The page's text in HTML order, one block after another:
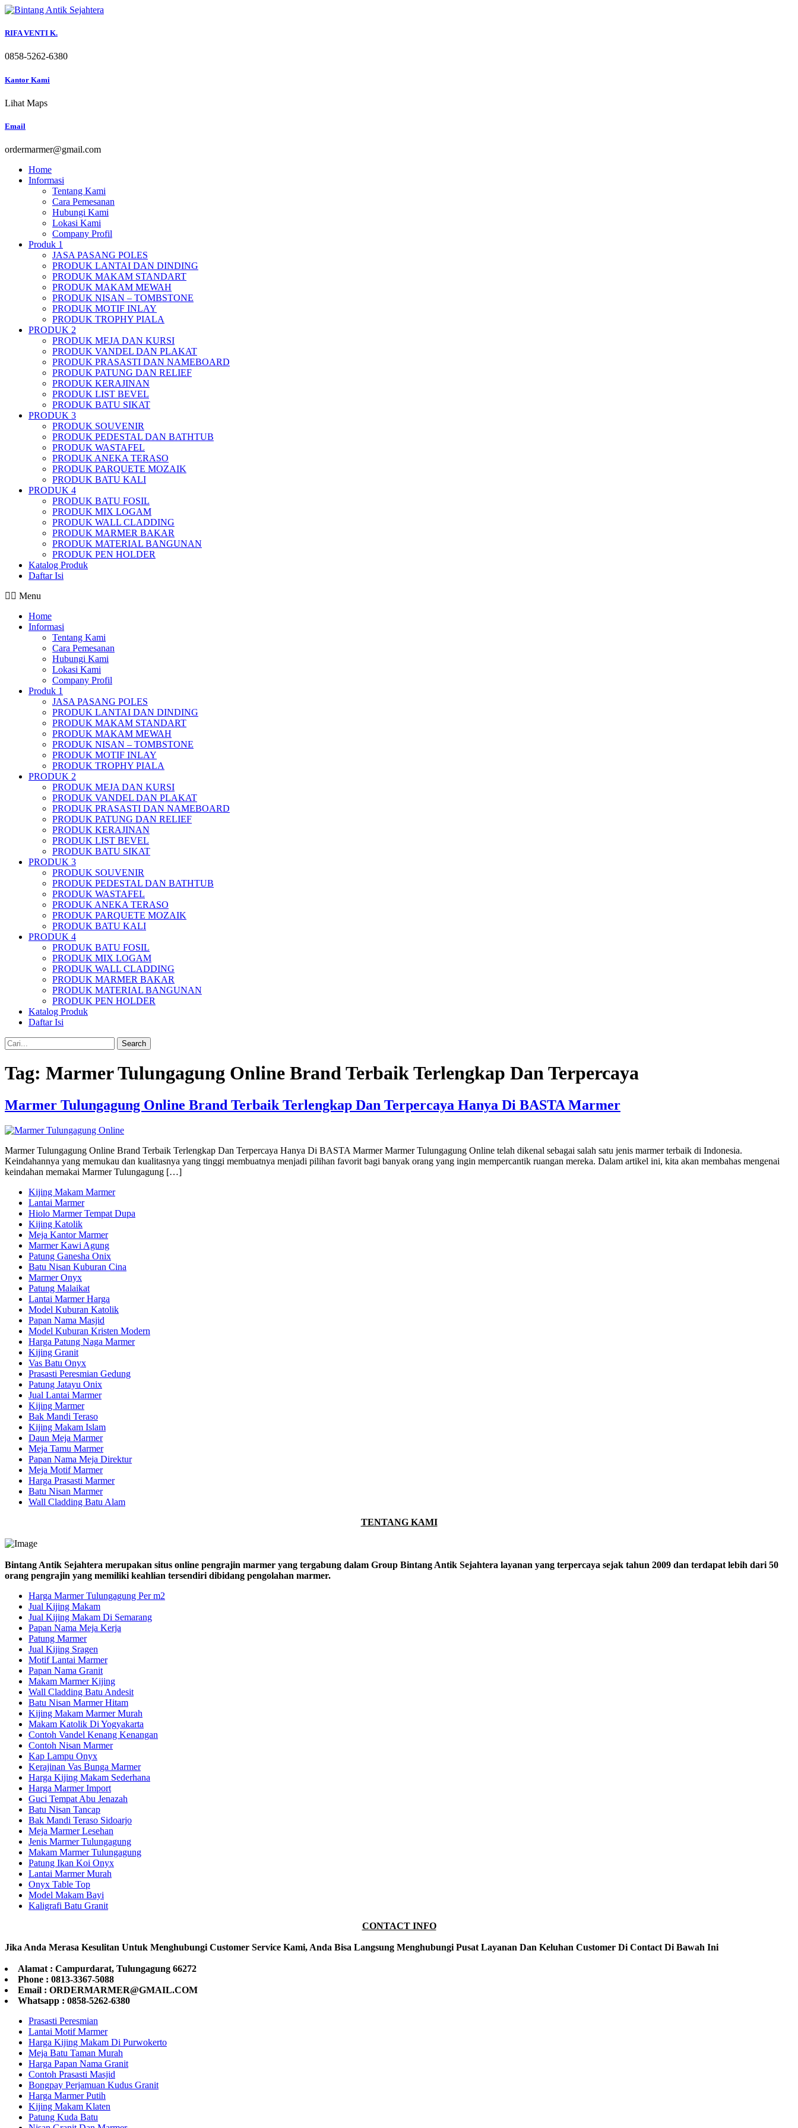
Skip
content
RIFA VENTI K.
0858-5262-6380
Kantor Kami
Lihat Maps
Email
ordermarmer@gmail.com
Home
Informasi
Tentang Kami
Cara Pemesanan
Hubungi Kami
Lokasi Kami
Company Profil
Produk 1
JASA PASANG POLES
PRODUK LANTAI DAN DINDING
PRODUK MAKAM STANDART
PRODUK MAKAM MEWAH
PRODUK NISAN – TOMBSTONE
PRODUK MOTIF INLAY
PRODUK TROPHY PIALA
PRODUK 2
PRODUK MEJA DAN KURSI
PRODUK VANDEL DAN PLAKAT
PRODUK PRASASTI DAN NAMEBOARD
PRODUK PATUNG DAN RELIEF
PRODUK KERAJINAN
PRODUK LIST BEVEL
PRODUK BATU SIKAT
PRODUK 3
PRODUK SOUVENIR
PRODUK PEDESTAL DAN BATHTUB
PRODUK WASTAFEL
PRODUK ANEKA TERASO
PRODUK PARQUETE MOZAIK
PRODUK BATU KALI
PRODUK 4
PRODUK BATU FOSIL
PRODUK MIX LOGAM
PRODUK WALL CLADDING
PRODUK MARMER BAKAR
PRODUK MATERIAL BANGUNAN
PRODUK PEN HOLDER
Katalog Produk
Daftar Isi
Menu
Home
Informasi
Tentang Kami
Cara Pemesanan
Hubungi Kami
Lokasi Kami
Company Profil
Produk 1
JASA PASANG POLES
PRODUK LANTAI DAN DINDING
PRODUK MAKAM STANDART
PRODUK MAKAM MEWAH
PRODUK NISAN – TOMBSTONE
PRODUK MOTIF INLAY
PRODUK TROPHY PIALA
PRODUK 2
PRODUK MEJA DAN KURSI
PRODUK VANDEL DAN PLAKAT
PRODUK PRASASTI DAN NAMEBOARD
PRODUK PATUNG DAN RELIEF
PRODUK KERAJINAN
PRODUK LIST BEVEL
PRODUK BATU SIKAT
PRODUK 3
PRODUK SOUVENIR
PRODUK PEDESTAL DAN BATHTUB
PRODUK WASTAFEL
PRODUK ANEKA TERASO
PRODUK PARQUETE MOZAIK
PRODUK BATU KALI
PRODUK 4
PRODUK BATU FOSIL
PRODUK MIX LOGAM
PRODUK WALL CLADDING
PRODUK MARMER BAKAR
PRODUK MATERIAL BANGUNAN
PRODUK PEN HOLDER
Katalog Produk
Daftar Isi
Search
Tag: Marmer Tulungagung Online Brand Terbaik Terlengkap Dan Terpercaya
Marmer Tulungagung Online Brand Terbaik Terlengkap Dan Terpercaya Hanya Di BASTA Marmer
Marmer Tulungagung Online Brand Terbaik Terlengkap Dan Terpercaya Hanya Di BASTA Marmer Marmer Tulungagung Online telah dikenal sebagai salah satu jenis marmer terbaik di Indonesia.
Keindahannya yang memukau dan kualitasnya yang tinggi membuatnya menjadi pilihan favorit bagi banyak orang yang ingin mempercantik ruangan mereka. Dalam artikel ini, kita akan membahas mengenai
keindahan memakai Marmer Tulungagung […]
Kijing Makam Marmer
Lantai Marmer
Hiolo Marmer Tempat Dupa
Kijing Katolik
Meja Kantor Marmer
Marmer Kawi Agung
Patung Ganesha Onix
Batu Nisan Kuburan Cina
Marmer Onyx
Patung Malaikat
Lantai Marmer Harga
Model Kuburan Katolik
Papan Nama Masjid
Model Kuburan Kristen Modern
Harga Patung Naga Marmer
Kijing Granit
Vas Batu Onyx
Prasasti Peresmian Gedung
Patung Jatayu Onix
Jual Lantai Marmer
Kijing Marmer
Bak Mandi Teraso
Kijing Makam Islam
Daun Meja Marmer
Meja Tamu Marmer
Papan Nama Meja Direktur
Meja Motif Marmer
Harga Prasasti Marmer
Batu Nisan Marmer
Wall Cladding Batu Alam
TENTANG KAMI
Bintang Antik Sejahtera merupakan situs online pengrajin marmer yang tergabung dalam Group Bintang Antik Sejahtera layanan yang terpercaya sejak tahun 2009 dan terdapat lebih dari 50
orang pengrajin yang memiliki keahlian tersendiri dibidang pengolahan marmer.
Harga Marmer Tulungagung Per m2
Jual Kijing Makam
Jual Kijing Makam Di Semarang
Papan Nama Meja Kerja
Patung Marmer
Jual Kijing Sragen
Motif Lantai Marmer
Papan Nama Granit
Makam Marmer Kijing
Wall Cladding Batu Andesit
Batu Nisan Marmer Hitam
Kijing Makam Marmer Murah
Makam Katolik Di Yogyakarta
Contoh Vandel Kenang Kenangan
Contoh Nisan Marmer
Kap Lampu Onyx
Kerajinan Vas Bunga Marmer
Harga Kijing Makam Sederhana
Harga Marmer Import
Guci Tempat Abu Jenazah
Batu Nisan Tancap
Bak Mandi Teraso Sidoarjo
Meja Marmer Lesehan
Jenis Marmer Tulungagung
Makam Marmer Tulungagung
Patung Ikan Koi Onyx
Lantai Marmer Murah
Onyx Table Top
Model Makam Bayi
Kaligrafi Batu Granit
CONTACT INFO
Jika Anda Merasa Kesulitan Untuk Menghubungi Customer Service Kami, Anda Bisa Langsung Menghubungi Pusat Layanan Dan Keluhan Customer Di Contact Di Bawah Ini
Alamat : Campurdarat, Tulungagung 66272
Phone : 0813-3367-5088
Email : ORDERMARMER@GMAIL.COM
Whatsapp : 0858-5262-6380
Prasasti Peresmian
Lantai Motif Marmer
Harga Kijing Makam Di Purwokerto
Meja Batu Taman Murah
Harga Papan Nama Granit
Contoh Prasasti Masjid
Bongpay Perjamuan Kudus Granit
Harga Marmer Putih
Kijing Makam Klaten
Patung Kuda Batu